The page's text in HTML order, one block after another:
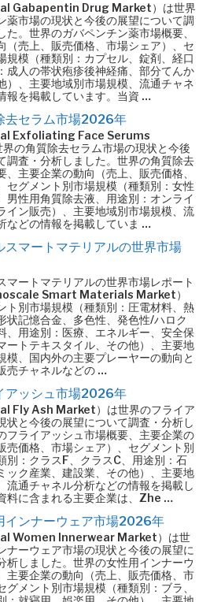
Gabapentin Drug Market）は世界
薬市場の現状と今後の展望について調
た。世界のガバペンチン薬市場概要、
（売上、販売価格、市場シェア）、セ
規模（種類別：カプセル、錠剤、経口
成人の帯状疱疹後神経痛、部分てんか
）、主要地域別市場規模、流通チャネ
報を掲載しています。当資 …
去セラム市場2026年
Exfoliating Face Serums
の角質除去セラム市場の現状と今後
調査・分析しました。世界の角質除去
、主要企業の動向（売上、販売価格、
セグメント別市場規模（種類別：女性
男性用角質除去液、用途別：オンライ
イン販売）、主要地域別市場規模、流
などの情報を掲載していま …
スマートマテリアルの世界市場
マートマテリアルの世界市場レポート
Smart Materials Market）
ト別市場規模（種類別：圧電材料、熱
状記憶合金、多色性、発色性/ハロク
、用途別：医療、エネルギー、安全保
ートテキスタイル、その他）、主要地
模、国内外の主要プレーヤーの動向と
売チャネルなどの …
アッシュ市場2026年
Fly Ash Market）は世界のフライア
状と今後の展望について調査・分析し
フライアッシュ市場概要、主要企業の
売価格、市場シェア）、セグメント別
別：クラスF、クラスC、用途別：石
ック産業、建設業、その他）、主要地
流通チャネル分析などの情報を掲載し
料に含まれる主要企業は、Zhe …
インナーウェア市場2026年
Women Innerwear Market）は世
ナーウェア市場の現状と今後の展望に
析しました。世界の女性用インナーウ
主要企業の動向（売上、販売価格、市
グメント別市場規模（種類別：ブラ、